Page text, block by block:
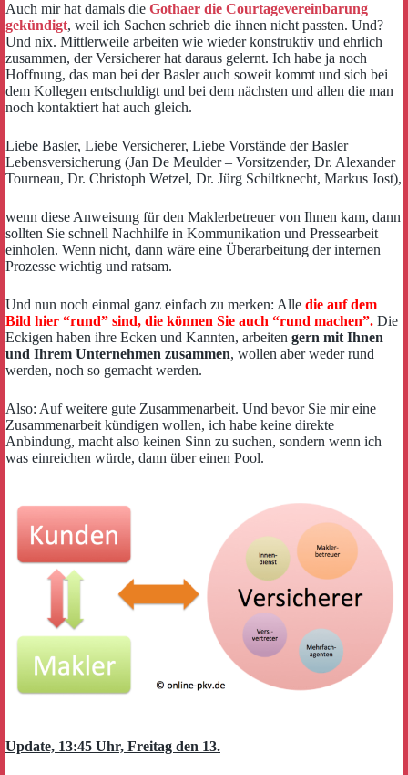
Auch mir hat damals die Gothaer die Courtagevereinbarung
gekündigt, weil ich Sachen schrieb die ihnen nicht passten. Und?
Und nix. Mittlerweile arbeiten wie wieder konstruktiv und ehrlich
zusammen, der Versicherer hat daraus gelernt. Ich habe ja noch
Hoffnung, das man bei der Basler auch soweit kommt und sich bei
dem Kollegen entschuldigt und bei dem nächsten und allen die man
noch kontaktiert hat auch gleich.
Liebe Basler, Liebe Versicherer, Liebe Vorstände der Basler
Lebensversicherung (Jan De Meulder – Vorsitzender, Dr. Alexander
Tourneau, Dr. Christoph Wetzel, Dr. Jürg Schiltknecht, Markus Jost),
wenn diese Anweisung für den Maklerbetreuer von Ihnen kam, dann
sollten Sie schnell Nachhilfe in Kommunikation und Pressearbeit
einholen. Wenn nicht, dann wäre eine Überarbeitung der internen
Prozesse wichtig und ratsam.
Und nun noch einmal ganz einfach zu merken: Alle die auf dem
Bild hier “rund” sind, die können Sie auch “rund machen”. Die
Eckigen haben ihre Ecken und Kannten, arbeiten gern mit Ihnen
und Ihrem Unternehmen zusammen, wollen aber weder rund
werden, noch so gemacht werden.
Also: Auf weitere gute Zusammenarbeit. Und bevor Sie mir eine
Zusammenarbeit kündigen wollen, ich habe keine direkte
Anbindung, macht also keinen Sinn zu suchen, sondern wenn ich
was einreichen würde, dann über einen Pool.
Update, 13:45 Uhr, Freitag den 13.